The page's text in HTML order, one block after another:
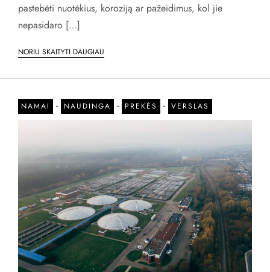
pastebėti nuotėkius, koroziją ar pažeidimus, kol jie
nepasidaro […]
NORIU SKAITYTI DAUGIAU
NAMAI - NAUDINGA - PREKĖS - VERSLAS